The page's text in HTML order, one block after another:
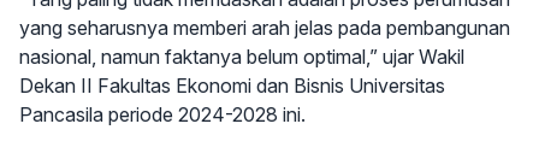
yang seharusnya memberi arah jelas pada pembangunan
nasional, namun faktanya belum optimal,” ujar Wakil
Dekan II Fakultas Ekonomi dan Bisnis Universitas
Pancasila periode 2024-2028 ini.